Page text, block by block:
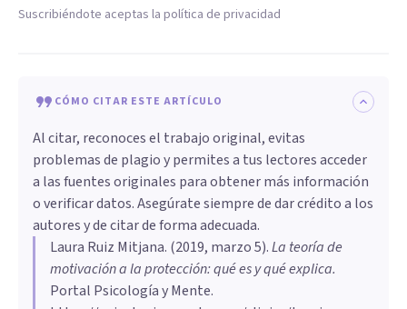
Suscribiéndote aceptas la política de privacidad
CÓMO CITAR ESTE ARTÍCULO
Al citar, reconoces el trabajo original, evitas
problemas de plagio y permites a tus lectores acceder
a las fuentes originales para obtener más información
o verificar datos. Asegúrate siempre de dar crédito a los
autores y de citar de forma adecuada.
Laura Ruiz Mitjana. (2019, marzo 5).La teoría de
motivación a la protección: qué es y qué explica.
Portal Psicología y Mente.